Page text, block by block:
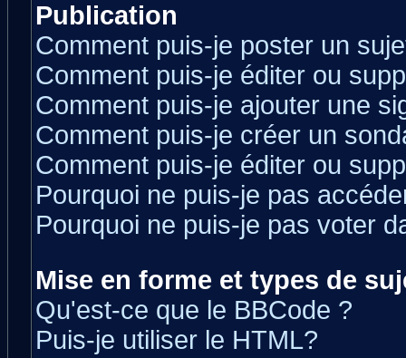
Publication
Comment puis-je poster un
Comment puis-je éditer ou
Comment puis-je ajouter une
Comment puis-je créer un
Comment puis-je éditer ou
Pourquoi ne puis-je pas
Pourquoi ne puis-je pas voter
Mise en forme et types de
Qu'est-ce que le BBCode ?
Puis-je utiliser le HTML?